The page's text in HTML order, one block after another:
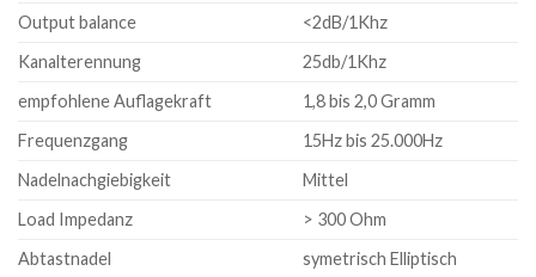
Output balance
<2dB/1Khz
Kanalterennung
25db/1Khz
empfohlene Auflagekraft
1,8 bis 2,0 Gramm
Frequenzgang
15Hz bis 25.000Hz
Nadelnachgiebigkeit
Mittel
Load Impedanz
> 300 Ohm
Abtastnadel
symetrisch Elliptisch